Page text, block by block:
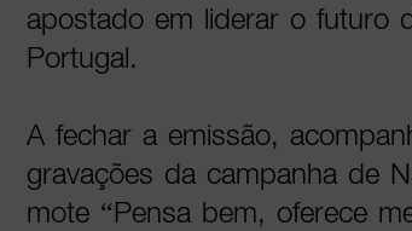
apostado em liderar o futuro
Portugal.
A fechar a emissão,
gravações da campanha de
mote “Pensa bem, oferece